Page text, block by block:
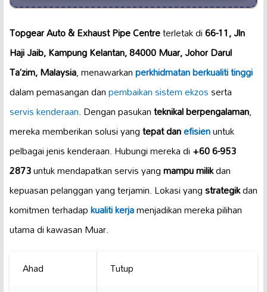
Topgear Auto & Exhaust Pipe Centreterletak di66-11, Jln
Haji Jaib, Kampung Kelantan, 84000 Muar, Johor Darul
Ta’zim, Malaysia, menawarkanperkhidmatan berkualiti tinggi
dalam pemasangan danpembaikan sistem ekzosserta
servis kenderaan. Dengan pasukanteknikal berpengalaman,
mereka memberikan solusi yangtepat danefisienuntuk
pelbagai jenis kenderaan. Hubungi mereka di+60 6-953
2873untuk mendapatkan servis yangmampu milikdan
kepuasan pelanggan yang terjamin. Lokasi yangstrategikdan
komitmen terhadapkualiti kerjamenjadikan mereka pilihan
utama di kawasan Muar.
Ahad
Tutup